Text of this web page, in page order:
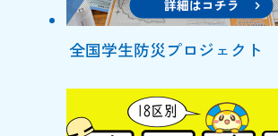
全国学生防災プロジェクト